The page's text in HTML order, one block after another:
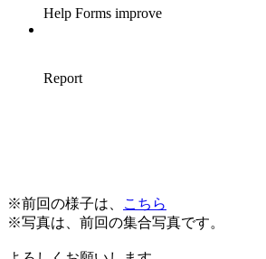
※前回の様子は、
こちら
※写真は、前回の集合写真です。